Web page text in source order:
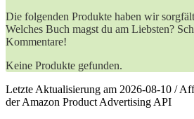
Die folgenden Produkte haben wir
Welches Buch magst du am Liebsten?
Kommentare!
Keine Produkte gefunden.
Letzte Aktualisierung am 2026-08-10 /
der Amazon Product Advertising API